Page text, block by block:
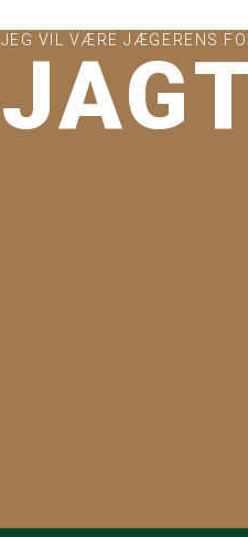
JEG VIL VÆRE JÆGERENS